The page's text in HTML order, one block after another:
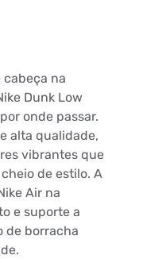
cabeça na
Dunk Low
onde passar.
alta qualidade,
vibrantes que
de estilo. A
Air na
e suporte a
de borracha